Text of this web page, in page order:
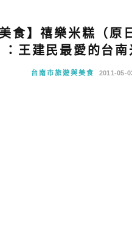
食】禧樂米糕（原
：王建民最愛的台
台南市旅遊與美食 2011-05-